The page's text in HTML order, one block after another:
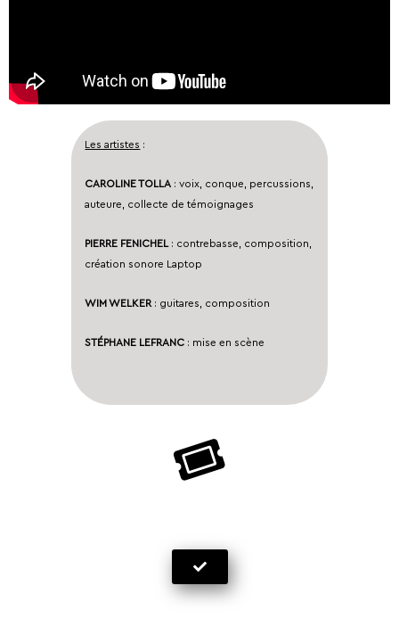
Les artistes :
CAROLINE TOLLA : voix, conque, percussions,
auteure, collecte de témoignages
PIERRE FENICHEL : contrebasse, composition,
création sonore Laptop
WIM WELKER : guitares, composition
STÉPHANE LEFRANC : mise en scène